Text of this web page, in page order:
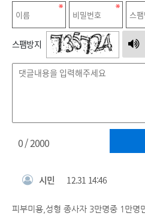
스팸방지
0/ 2000
시민 12.31 14:46
피부미용,성형 종사자 3만명중 1만명